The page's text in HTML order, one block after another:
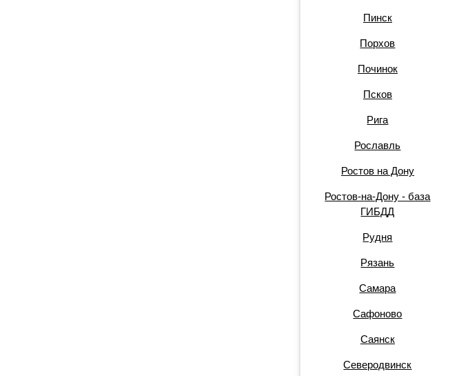
Пинск
Порхов
Починок
Псков
Рига
Рославль
Ростов на Дону
Ростов-на-Дону - база
ГИБДД
Рудня
Рязань
Самара
Сафоново
Саянск
Северодвинск